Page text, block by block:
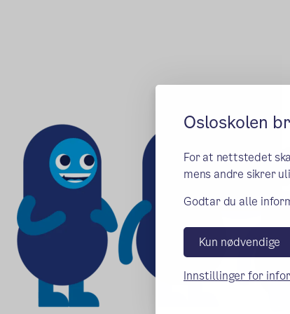
Osloskolen
For at nettstedet
mens andre sikrer
Godtar du alle
Kun nødvendige
Innstillinger for